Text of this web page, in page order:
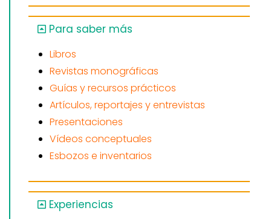
Para saber más
Libros
Revistas monográficas
Guías y recursos prácticos
Artículos, reportajes y entrevistas
Presentaciones
Vídeos conceptuales
Esbozos e inventarios
Experiencias